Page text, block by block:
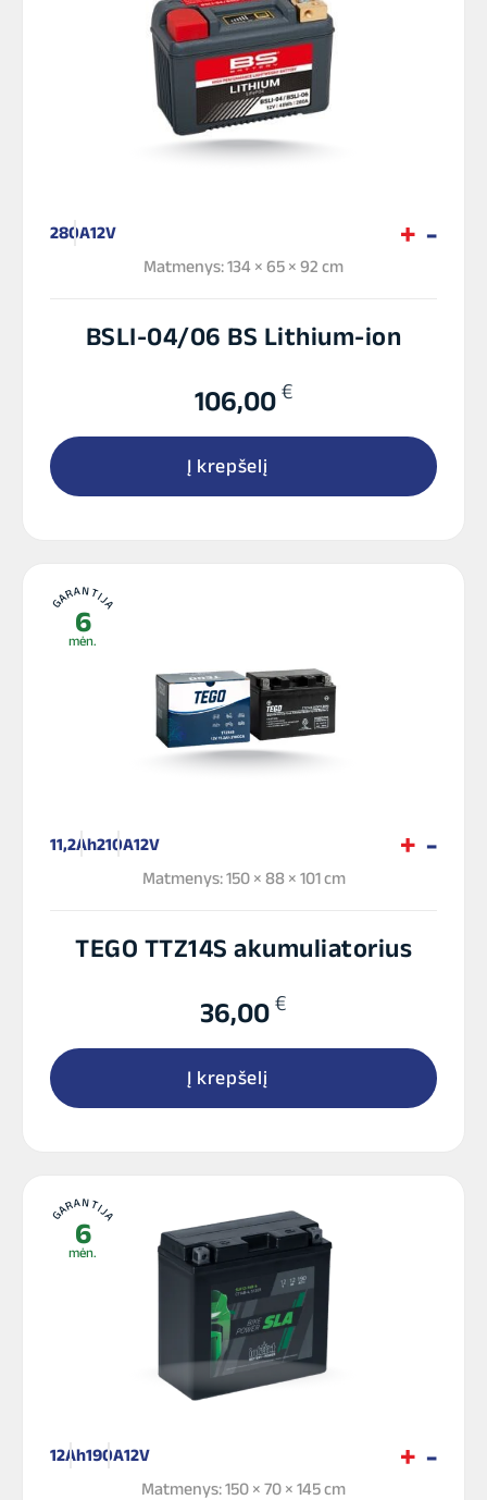
280A12V
Matmenys: 134 × 65 × 92 cm
BSLI-04/06 BS Lithium-ion
106,00 €
Į krepšelį
GARANTIJA
6
mėn.
11,2Ah210A12V
Matmenys: 150 × 88 × 101 cm
TEGO TTZ14S akumuliatorius
36,00 €
Į krepšelį
GARANTIJA
6
mėn.
12Ah190A12V
Matmenys: 150 × 70 × 145 cm